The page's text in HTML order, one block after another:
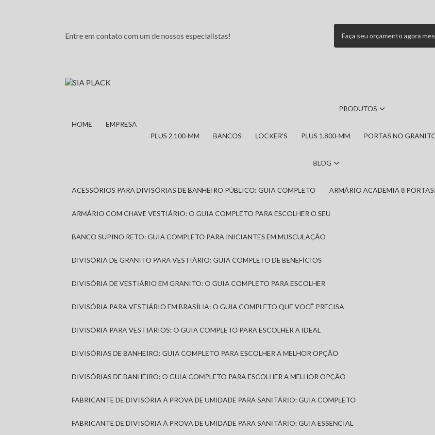
Entre em contato com um de nossos especialistas! Faça seu orçamento agora
HOME EMPRESA
PRODUTOS
PLUS 2.100-MM BANCOS LOCKER'S PLUS 1.800-MM PORTAS NO
BLOG
ACESSÓRIOS PARA DIVISÓRIAS DE BANHEIRO PÚBLICO: GUIA COMPLETO ARMÁRIO ACADEMIA 8
ARMÁRIO COM CHAVE VESTIÁRIO: O GUIA COMPLETO PARA ESCOLHER O SEU
BANCO SUPINO RETO: GUIA COMPLETO PARA INICIANTES EM MUSCULAÇÃO
DIVISÓRIA DE GRANITO PARA VESTIÁRIO: GUIA COMPLETO DE BENEFÍCIOS
DIVISÓRIA DE VESTIÁRIO EM GRANITO: O GUIA COMPLETO PARA ESCOLHER
DIVISÓRIA PARA VESTIÁRIO EM BRASÍLIA: O GUIA COMPLETO QUE VOCÊ PRECISA
DIVISÓRIA PARA VESTIÁRIOS: O GUIA COMPLETO PARA ESCOLHER A IDEAL
DIVISÓRIAS DE BANHEIRO: GUIA COMPLETO PARA ESCOLHER A MELHOR OPÇÃO
DIVISÓRIAS DE BANHEIRO: O GUIA COMPLETO PARA ESCOLHER A MELHOR OPÇÃO
FABRICANTE DE DIVISÓRIA À PROVA DE UMIDADE PARA SANITÁRIO: GUIA COMPLETO
FABRICANTE DE DIVISÓRIA À PROVA DE UMIDADE PARA SANITÁRIO: GUIA ESSENCIAL